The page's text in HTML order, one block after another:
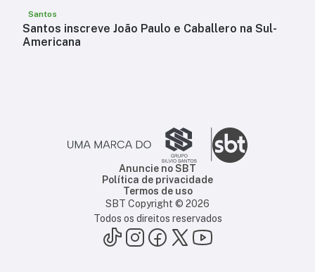
Santos
Santos inscreve João Paulo e Caballero na Sul-
Americana
Anuncie no SBT
Política de privacidade
Termos de uso
SBT Copyright © 2026
Todos os direitos reservados